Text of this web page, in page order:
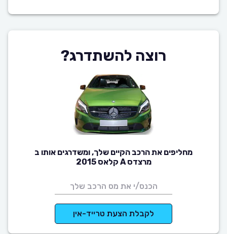
רוצה להשתדרג?
מחליפים את הרכב הקיים שלך, ומשדרגים אותו ב
מרצדס A קלאס 2015
לקבלת הצעת טרייד-אין